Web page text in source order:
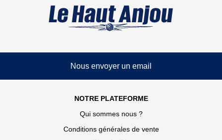
Nous envoyer un email
NOTRE PLATEFORME
Qui sommes nous ?
Conditions générales de vente